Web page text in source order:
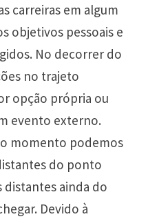
carreiras em algum
objetivos pessoais e
No decorrer do
no trajeto
opção própria ou
evento externo.
momento podemos
do ponto
distantes ainda do
Devido à